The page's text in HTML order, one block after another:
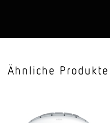
Ähnliche Produkte